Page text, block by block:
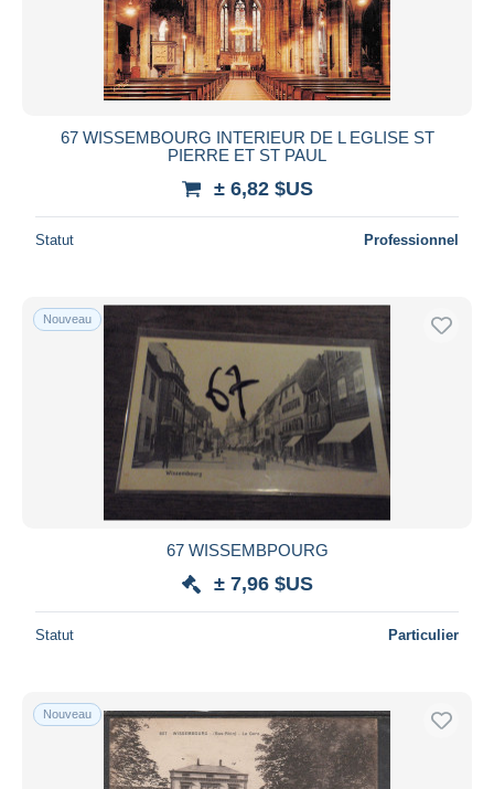
67 WISSEMBOURG INTERIEUR DE L EGLISE ST
PIERRE ET ST PAUL
± 6,82 $US
Statut Professionnel
Nouveau
67 WISSEMBPOURG
± 7,96 $US
Statut Particulier
Nouveau